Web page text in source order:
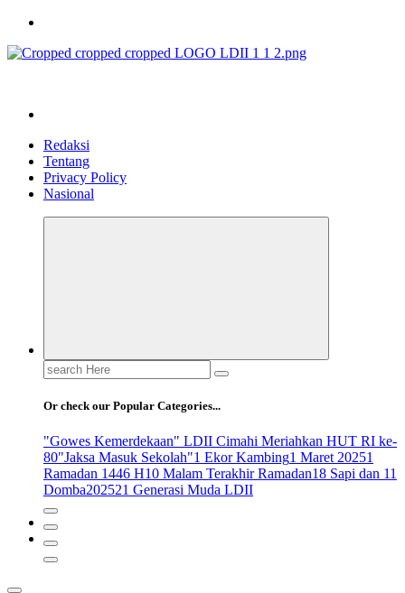
Redaksi
Tentang
Privacy Policy
Nasional
Search
for:
Or check our Popular Categories...
"Gowes Kemerdekaan" LDII Cimahi Meriahkan HUT RI ke-
80"Jaksa Masuk Sekolah"1 Ekor Kambing1 Maret 20251
Ramadan 1446 H10 Malam Terakhir Ramadan18 Sapi dan 11
Domba202521 Generasi Muda LDII